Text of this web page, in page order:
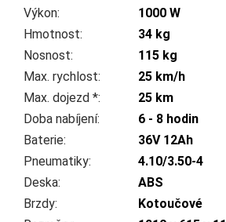
Výkon:
1000 W
Hmotnost:
34 kg
Nosnost:
115 kg
Max. rychlost:
25 km/h
Max. dojezd *:
25 km
Doba nabíjení:
6 - 8 hodin
Baterie:
36V 12Ah
Pneumatiky:
4.10/3.50-4
Deska:
ABS
Brzdy:
Kotoučové